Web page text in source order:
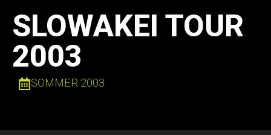
SLOWAKEI TOUR
2003
SOMMER 2003